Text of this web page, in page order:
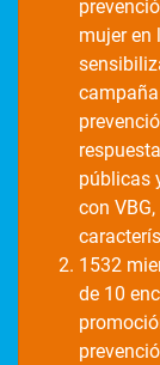
mujer en
públicas
con
1532
de 10